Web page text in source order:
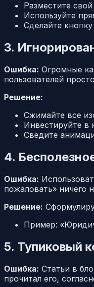
Разместите
Используйте
Сделайте
3.
Ошибка: Огромные
пользователей
Решение:
Сжимайте все
Инвестируйте в
Сведите
4.
Ошибка:
пожаловать» ничего
Решение:
Пример:
5. Тупиковый
Ошибка: Статьи в
прочитал его,